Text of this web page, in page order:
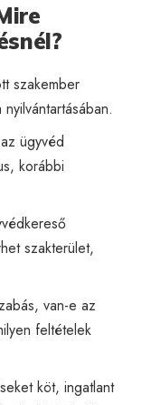
szakember
ügyvéd
korábbi
szakterület,
van-e az
feltételek
köt, ingatlant